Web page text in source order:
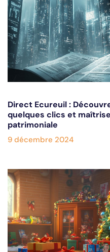
Direct Ecureuil :
quelques clics et
patrimoniale
9 décembre 2024